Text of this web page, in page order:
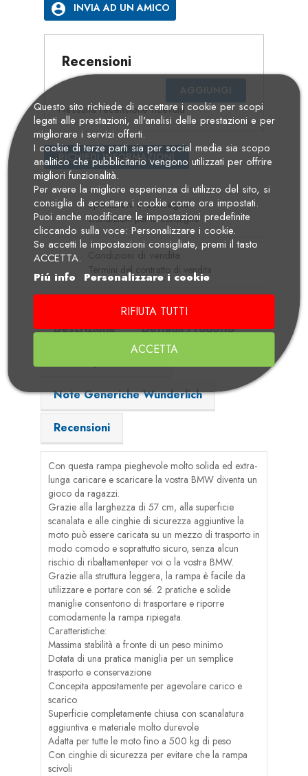
account_circle INVIA AD UN AMICO
Recensioni
AGGIUNGI
Nessuna recensione ricevuta
RICHIEDI INFORMAZIONI
Spedizioni e consegna
Condizioni per la consegna
Condizioni di vendita
Termini del contratto di vendita
Descrizione Dettagli Prodotto
Note Generiche Wunderlich
Recensioni
Con questa rampa pieghevole molto solida ed extra-
lunga caricare e scaricare la vostra BMW diventa un
gioco da ragazzi.
Grazie alla larghezza di 57 cm, alla superficie
scanalata e alle cinghie di sicurezza aggiuntive la
moto può essere caricata su un mezzo di trasporto in
modo comodo e soprattutto sicuro, senza alcun
rischio di ribaltamenteper voi o la vostra BMW.
Grazie alla struttura leggera, la rampa è facile da
utilizzare e portare con sé. 2 pratiche e solide
maniglie consentono di trasportare e riporre
comodamente la rampa ripiegata.
Caratteristiche:
Massima stabilità a fronte di un peso minimo
Dotata di una pratica maniglia per un semplice
trasporto e conservazione
Concepita appositamente per agevolare carico e
scarico
Superficie completamente chiusa con scanalatura
aggiuntiva e materiale molto durevole
Adatta per tutte le moto fino a 500 kg di peso
Con cinghie di sicurezza per evitare che la rampa
scivoli
Questo sito richiede di accettare i cookie per scopi
legati alle prestazioni, all'analisi delle prestazioni e per
migliorare i servizi offerti.
I cookie di terze parti sia per social media sia scopo
analitico che pubblicitario vengono utilizzati per offrire
migliori funzionalità.
Per avere la migliore esperienza di utilizzo del sito, si
consiglia di accettare i cookie come ora impostati.
Puoi anche modificare le impostazioni predefinite
cliccando sulla voce: Personalizzare i cookie.
Se accetti le impostazioni consigliate, premi il tasto
ACCETTA.
Piú info
Personalizzare i cookie
RIFIUTA TUTTI
ACCETTA